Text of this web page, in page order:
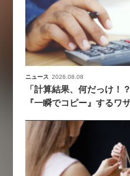
ニュース 2026.08.08
「計算結果、何だっけ！
『一瞬でコピー』するワ